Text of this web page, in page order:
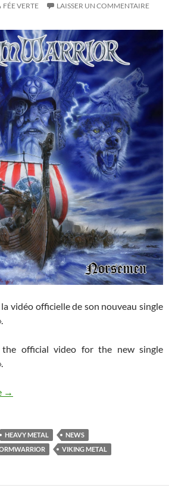
FÉE VERTE LAISSER UN COMMENTAIRE
vidéo officielle de son nouveau single
the official video for the new single
Stormwarrior : nouveau clip
→
HEAVY METAL
NEWS
VIKING METAL